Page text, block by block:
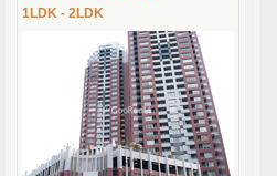
1LDK - 2LDK